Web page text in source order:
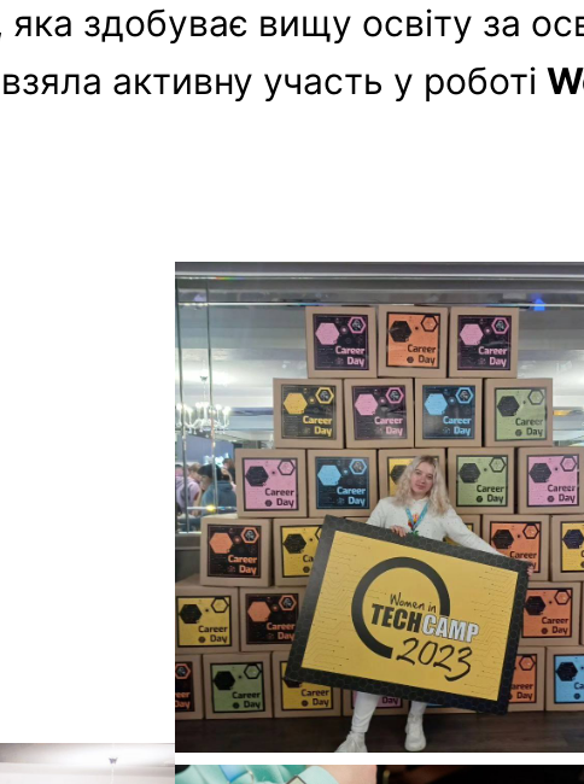
яка здобуває вищу освіту за
взяла активну участь у роботі